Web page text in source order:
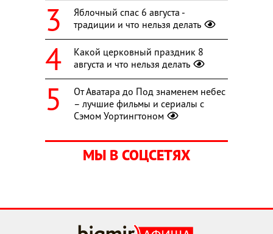
Яблочный спас 6 августа -
традиции и что нельзя делать
Какой церковный праздник 8
августа и что нельзя делать
От Аватара до Под знаменем небес
– лучшие фильмы и сериалы с
Сэмом Уортингтоном
МЫ В СОЦСЕТЯХ